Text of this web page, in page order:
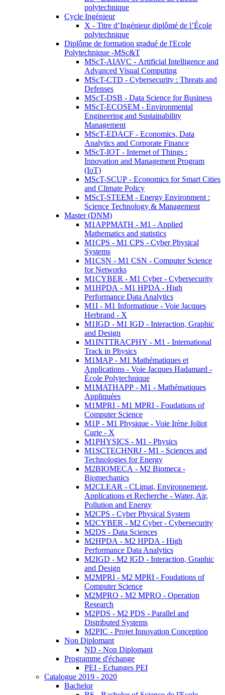
polytechnique
Cycle Ingénieur
X - Titre d’Ingénieur diplômé de l’École
polytechnique
Diplôme de formation gradué de l'Ecole
Polytechnique -MSc&T
MScT-AIAVC - Artificial Intelligence and
Advanced Visual Computing
MScT-CTD - Cybersecurity : Threats and
Defenses
MScT-DSB - Data Science for Business
MScT-ECOSEM - Environmental
Engineering and Sustainability
Management
MScT-EDACF - Economics, Data
Analytics and Corporate Finance
MScT-IOT - Internet of Things :
Innovation and Management Program
(IoT)
MScT-SCUP - Economics for Smart Cities
and Climate Policy
MScT-STEEM - Energy Environment :
Science Technology & Management
Master (DNM)
M1APPMATH - M1 - Applied
Mathematics and statistics
M1CPS - M1 CPS - Cyber Physical
Systems
M1CSN - M1 CSN - Computer Science
for Networks
M1CYBER - M1 Cyber - Cybersecurity
M1HPDA - M1 HPDA - High
Performance Data Analytics
M1I - M1 Informatique - Voie Jacques
Herbrand - X
M1IGD - M1 IGD - Interaction, Graphic
and Design
M1INTTRACPHY - M1 - International
Track in Physics
M1MAP - M1 Mathématiques et
Applications - Voie Jacques Hadamard -
École Polytechnique
M1MATHAPP - M1 - Mathématiques
Appliquées
M1MPRI - M1 MPRI - Foudations of
Computer Science
M1P - M1 Physique - Voie Irène Joliot
Curie - X
M1PHYSICS - M1 - Physics
M1SCTECHNRJ - M1 - Sciences and
Technologies for Energy
M2BIOMECA - M2 Biomeca -
Biomechanics
M2CLEAR - CLimat, Environnement,
Applications et Recherche - Water, Air,
Pollution and Energy
M2CPS - Cyber Physical System
M2CYBER - M2 Cyber - Cybersecurity
M2DS - Data Sciences
M2HPDA - M2 HPDA - High
Performance Data Analytics
M2IGD - M2 IGD - Interaction, Graphic
and Design
M2MPRI - M2 MPRI - Foudations of
Computer Science
M2MPRO - M2 MPRO - Operation
Research
M2PDS - M2 PDS - Parallel and
Distributed Systems
M2PIC - Projet Innovation Conception
Non Diplomant
ND - Non Diplomant
Programme d'échange
PEI - Echanges PEI
Catalogue 2019 - 2020
Bachelor